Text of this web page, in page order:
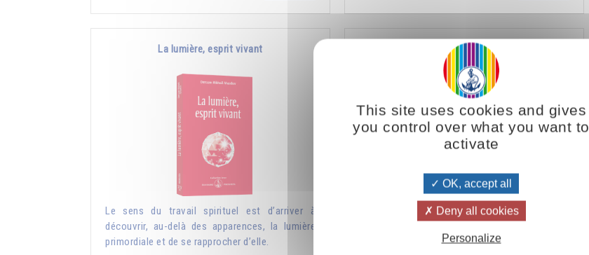
La lumière, esprit vivant
Le sens du travail spirituel est d’arriver à
découvrir, au-delà des apparences, la lumière
primordiale et de se rapprocher d’elle.
Nature humaine et nature divine
Comment favoriser les manifestations de la
This site uses cookies and gives
you control over what you want to
activate
OK, accept all
Deny all cookies
Personalize